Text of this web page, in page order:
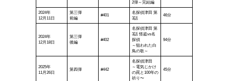
2弾～完結編
2024年
12月11日
第三弾
前編
#401
名探偵津田 第
3話
46分
2024年
12月18日
第三弾
後編
#402
名探偵津田 第
3話 怪盗vs名
探偵
～狙われた白
鳥の歌～
94分
2025年
11月26日
第四弾 #442
名探偵津田
～電気じかけ
の罠と100年の
祈り〜
45分